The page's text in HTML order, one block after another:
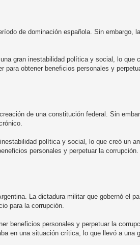
de dominación española. Sin embargo,
gran inestabilidad política y social, lo que
obtener beneficios personales y
de una constitución federal. Sin
política y social, lo que creó un
personales y perpetuar la
La dictadura militar que gobernó el
para la corrupción.
beneficios personales y perpetuar la
en una situación crítica, lo que llevó a una